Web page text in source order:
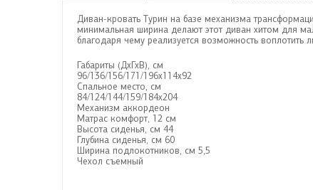
Диван-кровать Турин на базе механизма
минимальная ширина делают этот диван хитом для
благодаря чему реализуется возможность воплотить
Габариты (ДхГхВ), см
96/136/156/171/196х114х92
Спальное место, см
84/124/144/159/184х204
Механизм аккордеон
Матрас комфорт, 12 см
Высота сиденья, см 44
Глубина сиденья, см 60
Ширина подлокотников, см 5,5
Чехол съемный